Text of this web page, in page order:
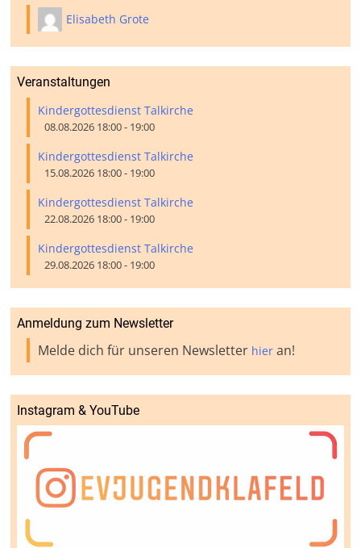
Elisabeth Grote
Veranstaltungen
Kindergottesdienst Talkirche
08.08.2026 18:00 - 19:00
Kindergottesdienst Talkirche
15.08.2026 18:00 - 19:00
Kindergottesdienst Talkirche
22.08.2026 18:00 - 19:00
Kindergottesdienst Talkirche
29.08.2026 18:00 - 19:00
Anmeldung zum Newsletter
Melde dich für unseren Newsletter hier an!
Instagram & YouTube